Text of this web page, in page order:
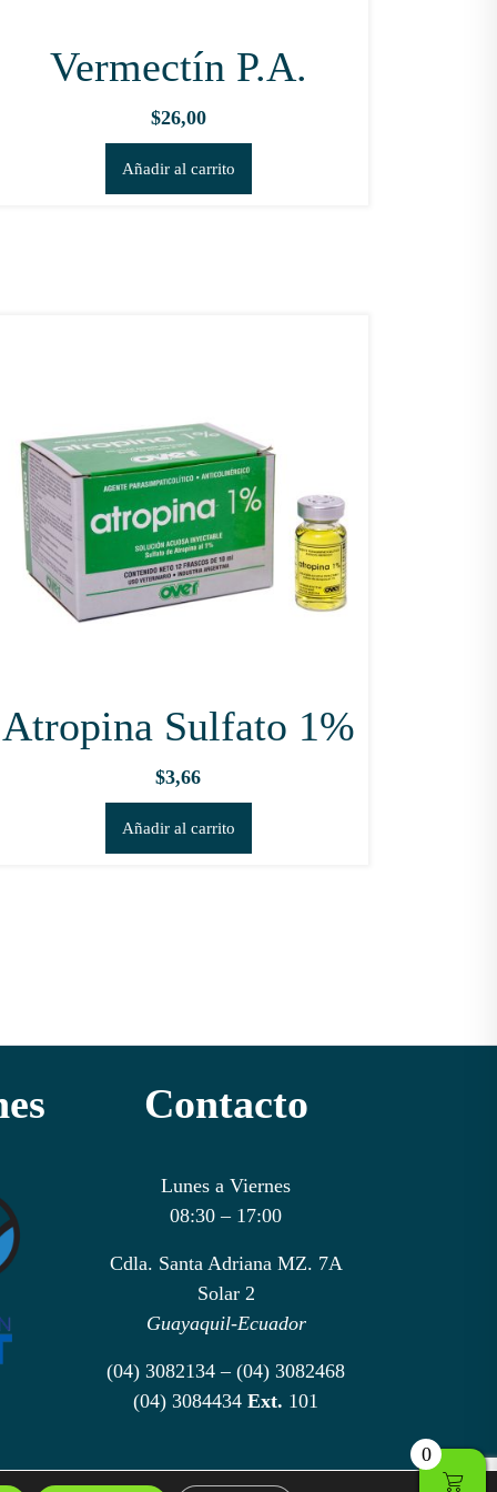
Vermectín P.A.
$26,00
Añadir al carrito
Atropina Sulfato 1%
$3,66
Añadir al carrito
Contacto
Lunes a Viernes
08:30 – 17:00
Cdla. Santa Adriana MZ. 7A
Solar 2
Guayaquil-Ecuador
(04) 3082134 – (04) 3082468
(04) 3084434 Ext. 101
0